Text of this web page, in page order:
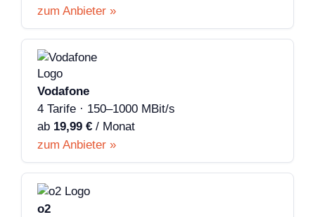
zum Anbieter »
Vodafone
4 Tarife · 150–1000 MBit/s
ab 19,99 € / Monat
zum Anbieter »
o2